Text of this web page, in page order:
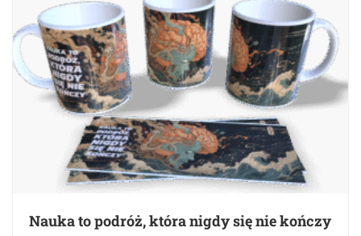
Nauka to podróż, która nigdy się nie kończy